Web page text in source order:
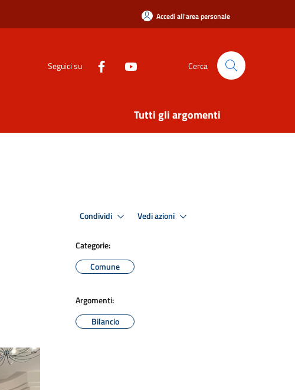
Accedi all'area personale
Seguici su Cerca
Tutti gli argomenti
Condividi Vedi azioni
Categorie:
Comune
Argomenti:
Bilancio